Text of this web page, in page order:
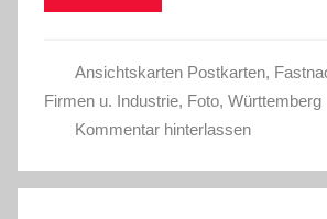
Ansichtskarten Postkarten,
Firmen u. Industrie, Foto, Württemberg
Kommentar hinterlassen